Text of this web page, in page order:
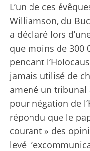
L’un de ces
Williamson, du
a déclaré lors
que moins de 300
pendant
jamais utilisé de
amené un tribunal
pour négation de
répondu que le
courant » des
levé